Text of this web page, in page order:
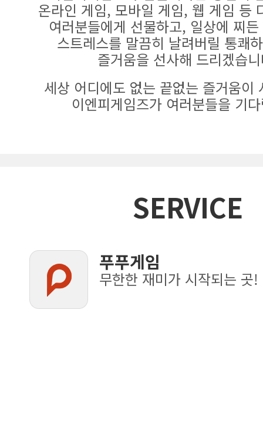
온라인 게임, 모바일 게임, 웹 게임 등
여러분들에게 선물하고, 일상에 찌
스트레스를 말끔히 날려버릴 통쾌
즐거움을 선사해 드리겠습
세상 어디에도 없는 끝없는 즐거움이
이엔피게임즈가 여러분들을 기
SERVICE
푸푸게임
무한한 재미가 시작되는 곳!